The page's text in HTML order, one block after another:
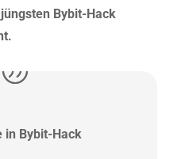
Bybit-Hack
in Bybit-Hack